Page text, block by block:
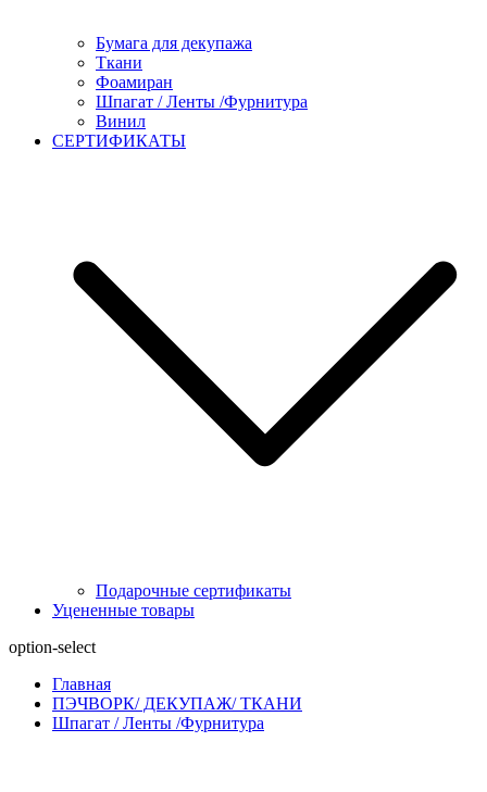
Бумага для декупажа
Ткани
Фоамиран
Шпагат / Ленты /Фурнитура
Винил
СЕРТИФИКАТЫ
Подарочные сертификаты
Уцененные товары
option-select
Главная
ПЭЧВОРК/ ДЕКУПАЖ/ ТКАНИ
Шпагат / Ленты /Фурнитура